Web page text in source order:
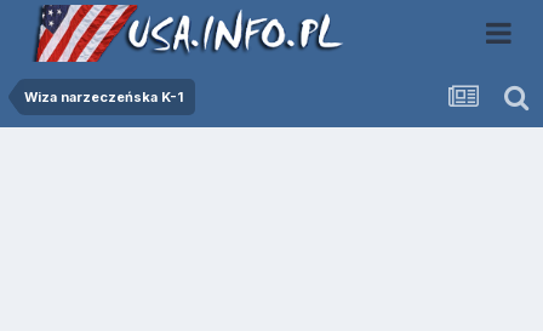
Wiza narzeczeńska K-1